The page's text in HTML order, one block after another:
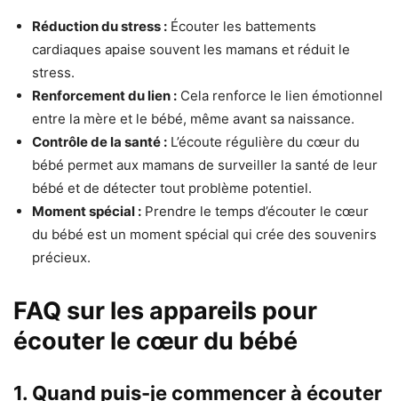
Réduction du stress : Écouter les battements
cardiaques apaise souvent les mamans et réduit le
stress.
Renforcement du lien : Cela renforce le lien émotionnel
entre la mère et le bébé, même avant sa naissance.
Contrôle de la santé : L’écoute régulière du cœur du
bébé permet aux mamans de surveiller la santé de leur
bébé et de détecter tout problème potentiel.
Moment spécial : Prendre le temps d’écouter le cœur
du bébé est un moment spécial qui crée des souvenirs
précieux.
FAQ sur les appareils pour
écouter le cœur du bébé
1. Quand puis-je commencer à écouter